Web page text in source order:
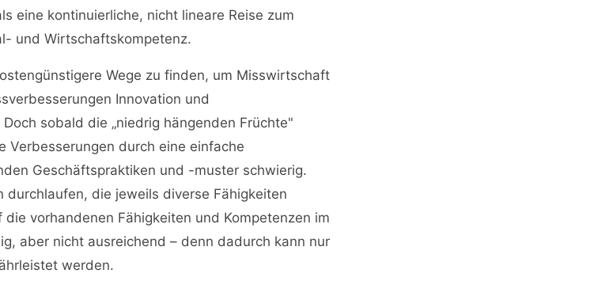
eine kontinuierliche, nicht lineare Reise zum
und Wirtschaftskompetenz.
Wege zu finden, um Misswirtschaft
Innovation und
sobald die „niedrig hängenden Früchte"
Verbesserungen durch eine einfache
Geschäftspraktiken und -muster schwierig.
durchlaufen, die jeweils diverse Fähigkeiten
vorhandenen Fähigkeiten und Kompetenzen im
aber nicht ausreichend – denn dadurch kann nur
werden.